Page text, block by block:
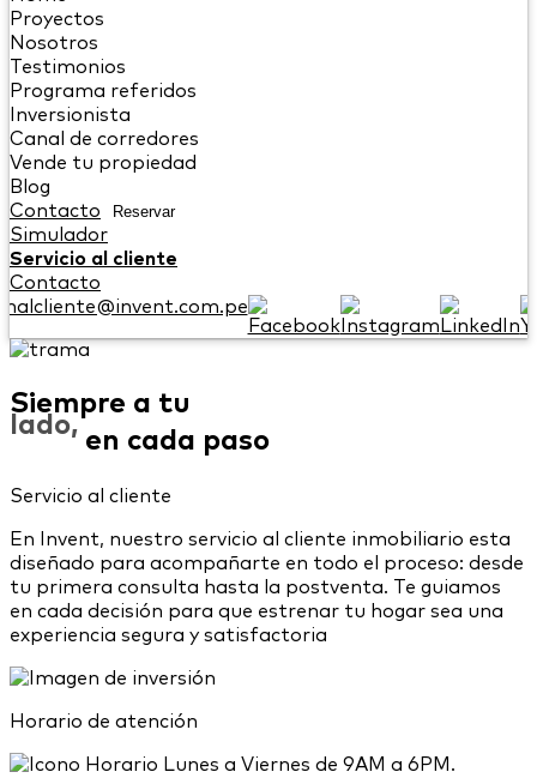
Proyectos
Nosotros
Testimonios
Programa referidos
Inversionista
Canal de corredores
Vende tu propiedad
Blog
Contacto
Reservar
Simulador
Servicio al cliente
Contacto
Siempre a tu
lado,
en cada paso
Servicio al cliente
En Invent, nuestro servicio al cliente inmobiliario esta
diseñado para acompañarte en todo el proceso: desde
tu primera consulta hasta la postventa. Te guiamos
en cada decisión para que estrenar tu hogar sea una
experiencia segura y satisfactoria
Horario de atención
Lunes a Viernes de 9AM a 6PM.